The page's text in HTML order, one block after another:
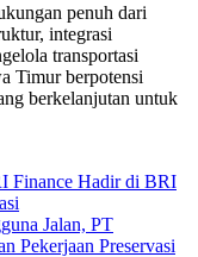
penuh dari
integrasi
transportasi
Timur berpotensi
berkelanjutan untuk
Finance Hadir di BRI
Jalan, PT
Pekerjaan Preservasi